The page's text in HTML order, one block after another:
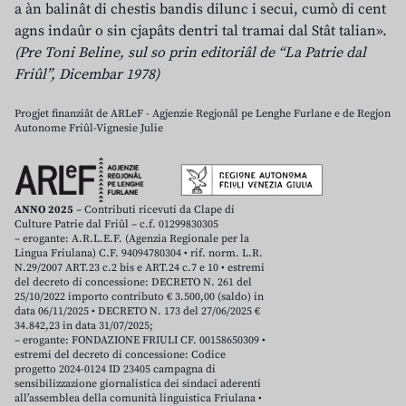
a àn balinât di chestis bandis dilunc i secui, cumò di cent
agns indaûr o sin cjapâts dentri tal tramai dal Stât talian».
(Pre Toni Beline, sul so prin editoriâl de “La Patrie dal
Friûl”, Dicembar 1978)
Progjet finanziât de ARLeF - Agjenzie Regjonâl pe Lenghe Furlane e de Regjon
Autonome Friûl-Vignesie Julie
ANNO 2025 – Contributi ricevuti da Clape di
Culture Patrie dal Friûl – c.f. 01299830305
– erogante: A.R.L.E.F. (Agenzia Regionale per la
Lingua Friulana) C.F. 94094780304 • rif. norm. L.R.
N.29/2007 ART.23 c.2 bis e ART.24 c.7 e 10 • estremi
del decreto di concessione: DECRETO N. 261 del
25/10/2022 importo contributo € 3.500,00 (saldo) in
data 06/11/2025 • DECRETO N. 173 del 27/06/2025 €
34.842,23 in data 31/07/2025;
– erogante: FONDAZIONE FRIULI CF. 00158650309 •
estremi del decreto di concessione: Codice
progetto 2024-0124 ID 23405 campagna di
sensibilizzazione giornalistica dei sindaci aderenti
all’assemblea della comunità linguistica Friulana •